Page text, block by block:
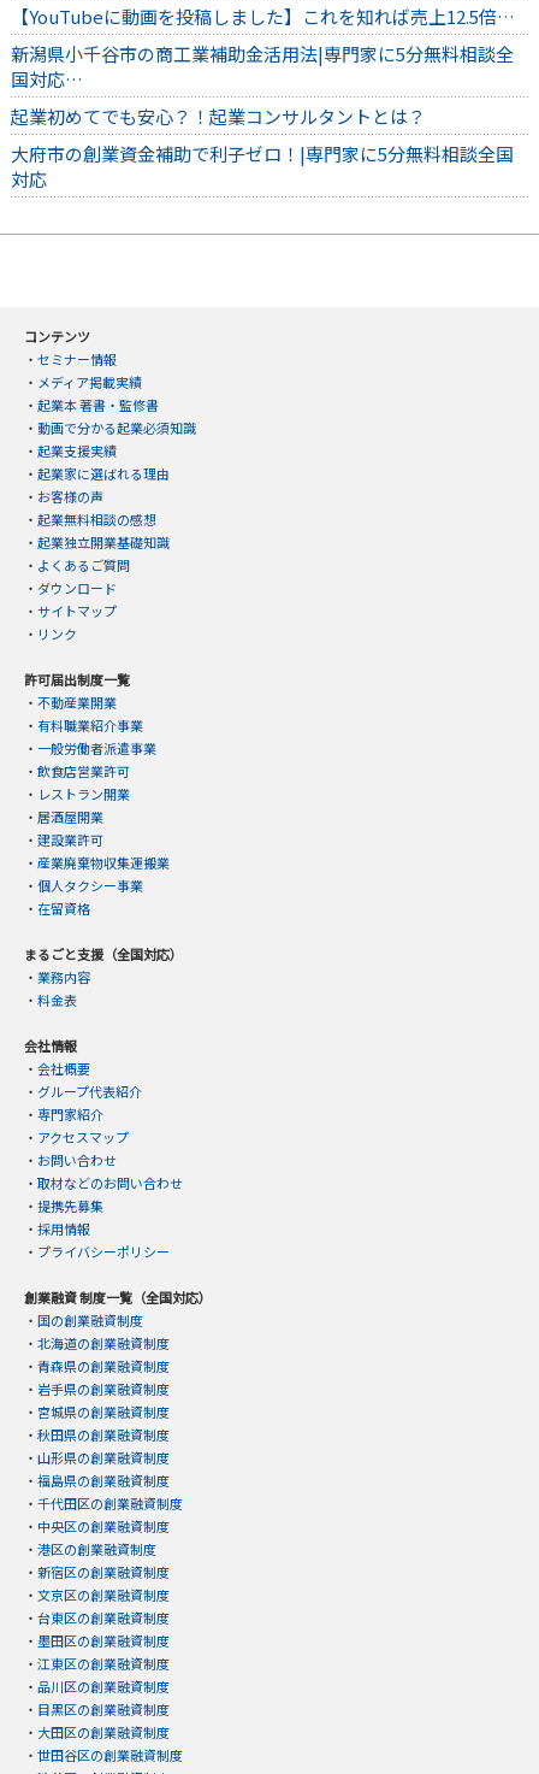
【YouTubeに動画を投稿しました】これを知れば売上12.5倍…
新潟県小千谷市の商工業補助金活用法|専門家に5分無料相談全
国対応…
起業初めてでも安心？！起業コンサルタントとは？
大府市の創業資金補助で利子ゼロ！|専門家に5分無料相談全国
対応
コンテンツ
・ セミナー情報
・ メディア掲載実績
・ 起業本 著書・監修書
・ 動画で分かる起業必須知識
・ 起業支援実績
・ 起業家に選ばれる理由
・ お客様の声
・ 起業無料相談の感想
・ 起業独立開業基礎知識
・ よくあるご質問
・ ダウンロード
・ サイトマップ
・ リンク
許可届出制度一覧
・ 不動産業開業
・ 有料職業紹介事業
・ 一般労働者派遣事業
・ 飲食店営業許可
・ レストラン開業
・ 居酒屋開業
・ 建設業許可
・ 産業廃棄物収集運搬業
・ 個人タクシー事業
・ 在留資格
まるごと支援（全国対応）
・ 業務内容
・ 料金表
会社情報
・ 会社概要
・ グループ代表紹介
・ 専門家紹介
・ アクセスマップ
・ お問い合わせ
・ 取材などのお問い合わせ
・ 提携先募集
・ 採用情報
・ プライバシーポリシー
創業融資 制度一覧（全国対応）
・ 国の創業融資制度
・ 北海道の創業融資制度
・ 青森県の創業融資制度
・ 岩手県の創業融資制度
・ 宮城県の創業融資制度
・ 秋田県の創業融資制度
・ 山形県の創業融資制度
・ 福島県の創業融資制度
・ 千代田区の創業融資制度
・ 中央区の創業融資制度
・ 港区の創業融資制度
・ 新宿区の創業融資制度
・ 文京区の創業融資制度
・ 台東区の創業融資制度
・ 墨田区の創業融資制度
・ 江東区の創業融資制度
・ 品川区の創業融資制度
・ 目黒区の創業融資制度
・ 大田区の創業融資制度
・ 世田谷区の創業融資制度